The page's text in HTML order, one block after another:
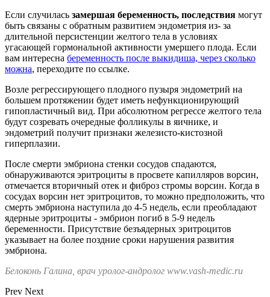
Если случилась замершая беременность, последствия могут
быть связаны с обратным развитием эндометрия из- за
длительной персистенции желтого тела в условиях
угасающей гормональной активности умершего плода. Если
вам интересна беременность после выкидиша, через сколько
можна, переходите по ссылке.
Возле регрессирующего плодного пузыря эндометрий на
большем протяжении будет иметь нефункционирующий
гипопластичный вид. При абсолютном регрессе желтого тела
будут созревать очередные фолликулы в яичнике, и
эндометрий получит признаки железисто-кистозной
гиперплазии.
После смерти эмбриона стенки сосудов спадаются,
обнаруживаются эритроциты в просвете капилляров ворсин,
отмечается вторичный отек и фиброз стромы ворсин. Когда в
сосудах ворсин нет эритроцитов, то можно предположить, что
смерть эмбриона наступила до 4-5 недель, если преобладают
ядерные эритроциты - эмбрион погиб в 5-9 недель
беременности. Присутствие безъядерных эритроцитов
указывает на более поздние сроки нарушения развития
эмбриона.
Белоконь Галина, врач уролог-андролог www.vash-medic.ru
Prev Next